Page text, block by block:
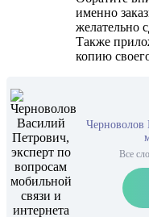
именно
желательно
Также
копию
Черноволов
Все